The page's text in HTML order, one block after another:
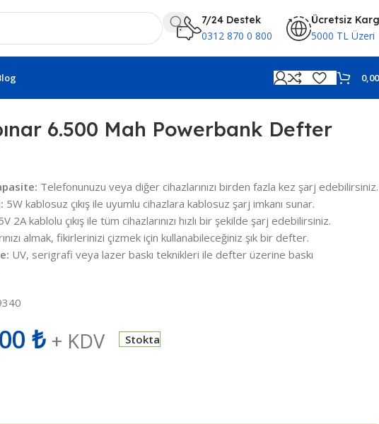
7/24 Destek
0312 870 0 800
Ücretsiz
5000 TL Üzeri
6.500 Mah Powerbank Defter
Telefonunuzu veya diğer cihazlarınızı birden fazla kez şarj edebilirsiniz.
5W kablosuz çıkış ile uyumlu cihazlara kablosuz şarj imkanı sunar.
2A kablolu çıkış ile tüm cihazlarınızı hızlı bir şekilde şarj edebilirsiniz.
almak, fikirlerinizi çizmek için kullanabileceğiniz şık bir defter.
UV, serigrafi veya lazer baskı teknikleri ile defter üzerine baskı
₺ + KDV Stokta